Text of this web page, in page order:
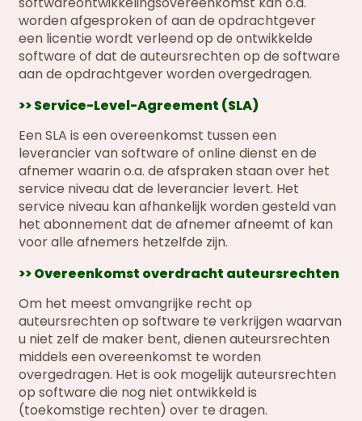
worden afgesproken of aan de opdrachtgever
een licentie wordt verleend op de ontwikkelde
software of dat de auteursrechten op de software
aan de opdrachtgever worden overgedragen.
>> Service-Level-Agreement (SLA)
Een SLA is een overeenkomst tussen een
leverancier van software of online dienst en de
afnemer waarin o.a. de afspraken staan over het
service niveau dat de leverancier levert. Het
service niveau kan afhankelijk worden gesteld van
het abonnement dat de afnemer afneemt of kan
voor alle afnemers hetzelfde zijn.
>> Overeenkomst overdracht auteursrechten
Om het meest omvangrijke recht op
auteursrechten op software te verkrijgen waarvan
u niet zelf de maker bent, dienen auteursrechten
middels een overeenkomst te worden
overgedragen. Het is ook mogelijk auteursrechten
op software die nog niet ontwikkeld is
(toekomstige rechten) over te dragen.